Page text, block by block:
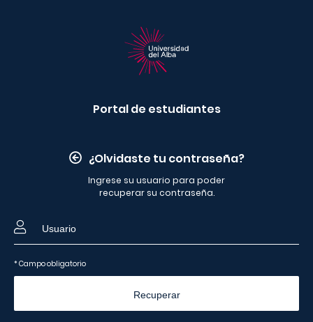
Portal de estudiantes
¿Olvidaste tu contraseña?
Ingrese su usuario para poder
recuperar su contraseña.
* Campo obligatorio